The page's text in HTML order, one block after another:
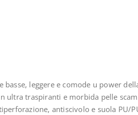
basse, leggere e comode u power
ultra traspiranti e morbida pelle
antiscivolo e suola PU/